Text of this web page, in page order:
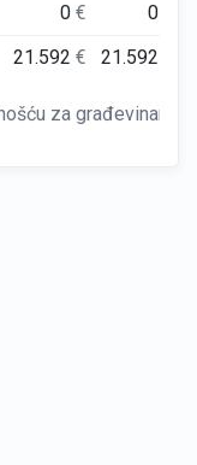
0€ 0
21.592€ 21.592
za